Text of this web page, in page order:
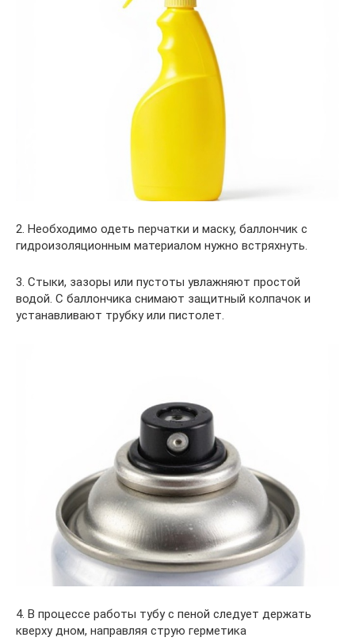
2. Необходимо одеть перчатки и маску, баллончик с
гидроизоляционным материалом нужно встряхнуть.
3. Стыки, зазоры или пустоты увлажняют простой
водой. С баллончика снимают защитный колпачок и
устанавливают трубку или пистолет.
4. В процессе работы тубу с пеной следует держать
кверху дном, направляя струю герметика